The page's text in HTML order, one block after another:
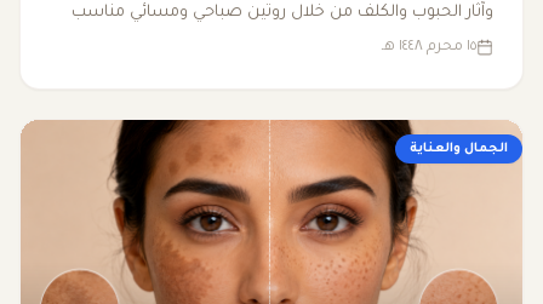
وآثار الحبوب والكلف من خلال روتين صباحي ومسائي مناسب
لكل نوع بشرة وبمكونات فعالة وآمنة.
١٥ محرم ١٤٤٨ هـ
الجمال والعناية